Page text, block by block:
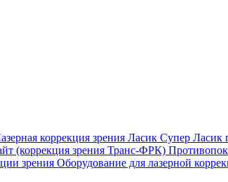
коррекция зрения Ласик Супер Ласик
(коррекция зрения Транс-ФРК)
зрения Оборудование для лазерной